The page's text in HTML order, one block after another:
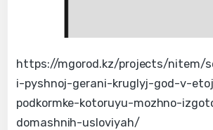
https://mgorod.kz/projects/nitem/
i-pyshnoj-gerani-kruglyj-god-v-
podkormke-kotoruyu-mozhno-
domashnih-usloviyah/